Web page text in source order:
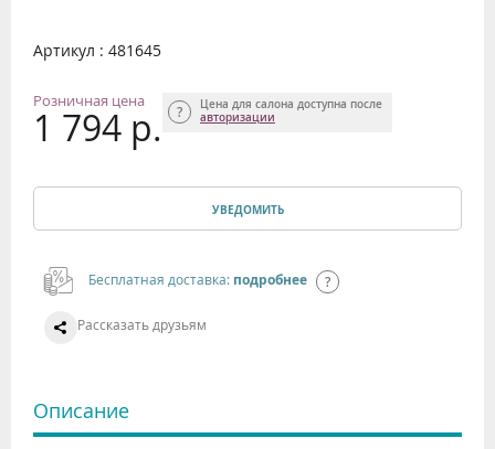
Артикул : 481645
Розничная цена
1 794 р.
Цена для салона доступна после
авторизации
УВЕДОМИТЬ
Бесплатная доставка: подробнее
Рассказать друзьям
Описание